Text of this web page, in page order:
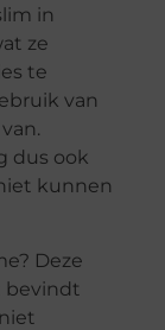
in
ze
te
van
dus ook
kunnen
Deze
bevindt